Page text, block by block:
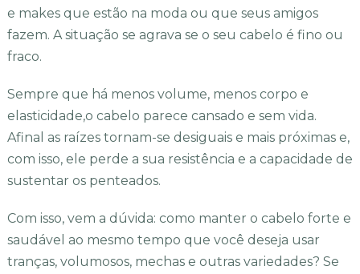
e makes que estão na moda ou que seus amigos
fazem. A situação se agrava se o seu cabelo é fino ou
fraco.
Sempre que há menos volume, menos corpo e
elasticidade,o cabelo parece cansado e sem vida.
Afinal as raízes tornam-se desiguais e mais próximas e,
com isso, ele perde a sua resistência e a capacidade de
sustentar os penteados.
Com isso, vem a dúvida: como manter o cabelo forte e
saudável ao mesmo tempo que você deseja usar
tranças, volumosos, mechas e outras variedades? Se